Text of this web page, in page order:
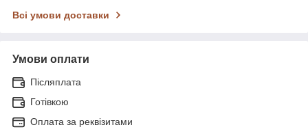
Всі умови доставки
Умови оплати
Післяплата
Готівкою
Оплата за реквізитами